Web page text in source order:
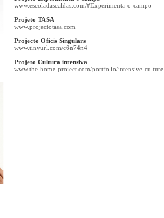
www.escoladascaldas.com/#Experimenta-o-campo
Projeto TASA
www.projectotasa.com
Projecto Oficis Singulars
www.tinyurl.com/c6n74n4
Projeto Cultura intensiva
www.the-home-project.com/portfolio/intensive-culture